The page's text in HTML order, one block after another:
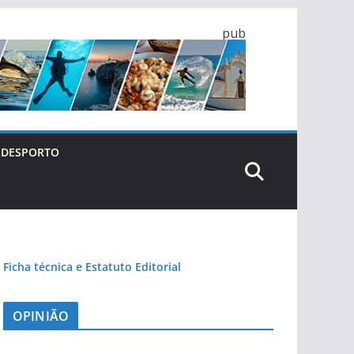
pub
DESPORTO
Ficha técnica e Estatuto Editorial
OPINIÃO